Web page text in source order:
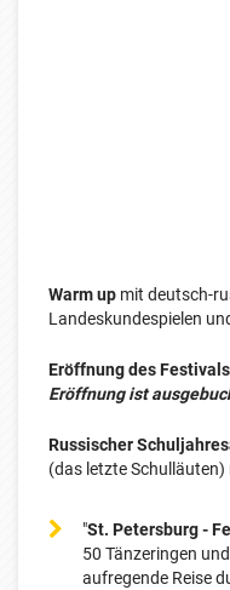
Warm up mit deutsch-
Landeskundespielen
Eröffnung des
Eröffnung ist
Russischer
(das letzte Schulläuten)
"St. Petersburg -
50 Tänzeringen
aufregende Reise